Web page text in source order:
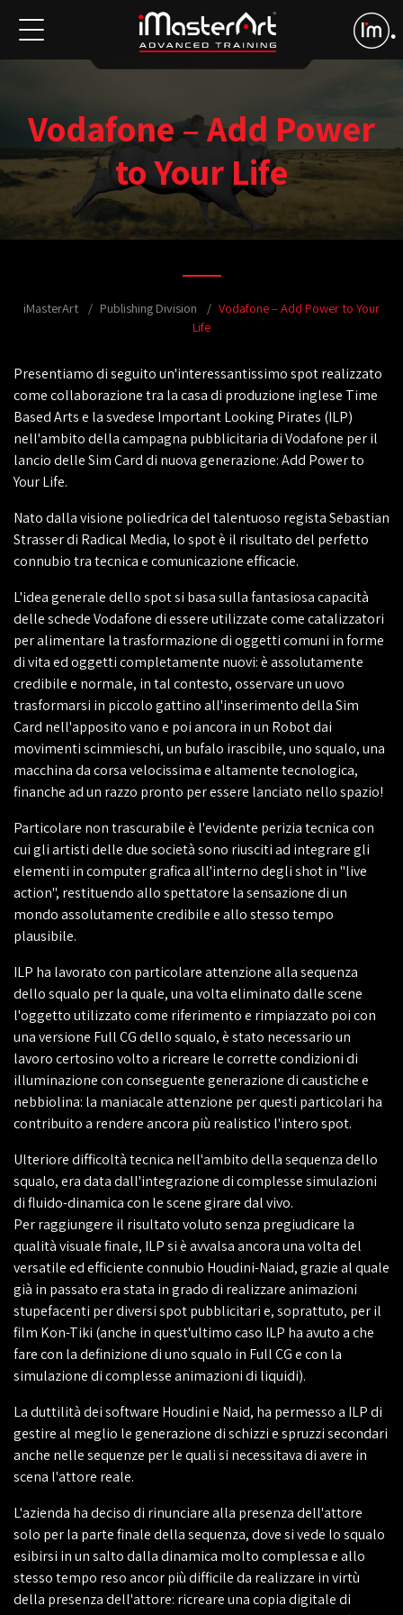
Vodafone – Add Power
to Your Life
iMasterArt Publishing Division
Vodafone – Add Power to Your
Life
Presentiamo di seguito un'interessantissimo spot realizzato
come collaborazione tra la casa di produzione inglese Time
Based Arts e la svedese Important Looking Pirates (ILP)
nell'ambito della campagna pubblicitaria di Vodafone per il
lancio delle Sim Card di nuova generazione: Add Power to
Your Life.
Nato dalla visione poliedrica del talentuoso regista Sebastian
Strasser di Radical Media, lo spot è il risultato del perfetto
connubio tra tecnica e comunicazione efficacie.
L'idea generale dello spot si basa sulla fantasiosa capacità
delle schede Vodafone di essere utilizzate come catalizzatori
per alimentare la trasformazione di oggetti comuni in forme
di vita ed oggetti completamente nuovi: è assolutamente
credibile e normale, in tal contesto, osservare un uovo
trasformarsi in piccolo gattino all'inserimento della Sim
Card nell'apposito vano e poi ancora in un Robot dai
movimenti scimmieschi, un bufalo irascibile, uno squalo, una
macchina da corsa velocissima e altamente tecnologica,
finanche ad un razzo pronto per essere lanciato nello spazio!
Particolare non trascurabile è l'evidente perizia tecnica con
cui gli artisti delle due società sono riusciti ad integrare gli
elementi in computer grafica all'interno degli shot in "live
action", restituendo allo spettatore la sensazione di un
mondo assolutamente credibile e allo stesso tempo
plausibile.
ILP ha lavorato con particolare attenzione alla sequenza
dello squalo per la quale, una volta eliminato dalle scene
l'oggetto utilizzato come riferimento e rimpiazzato poi con
una versione Full CG dello squalo, è stato necessario un
lavoro certosino volto a ricreare le corrette condizioni di
illuminazione con conseguente generazione di caustiche e
nebbiolina: la maniacale attenzione per questi particolari ha
contribuito a rendere ancora più realistico l'intero spot.
Ulteriore difficoltà tecnica nell'ambito della sequenza dello
squalo, era data dall'integrazione di complesse simulazioni
di fluido-dinamica con le scene girare dal vivo.
Per raggiungere il risultato voluto senza pregiudicare la
qualità visuale finale, ILP si è avvalsa ancora una volta del
versatile ed efficiente connubio Houdini-Naiad, grazie al quale
già in passato era stata in grado di realizzare animazioni
stupefacenti per diversi spot pubblicitari e, soprattuto, per il
film Kon-Tiki (anche in quest'ultimo caso ILP ha avuto a che
fare con la definizione di uno squalo in Full CG e con la
simulazione di complesse animazioni di liquidi).
La duttilità dei software Houdini e Naid, ha permesso a ILP di
gestire al meglio le generazione di schizzi e spruzzi secondari
anche nelle sequenze per le quali si necessitava di avere in
scena l'attore reale.
L'azienda ha deciso di rinunciare alla presenza dell'attore
solo per la parte finale della sequenza, dove si vede lo squalo
esibirsi in un salto dalla dinamica molto complessa e allo
stesso tempo reso ancor più difficile da realizzare in virtù
della presenza dell'attore: ricreare una copia digitale di